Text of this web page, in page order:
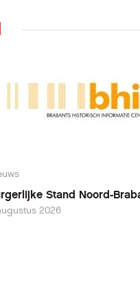
Stand Noord-
2026